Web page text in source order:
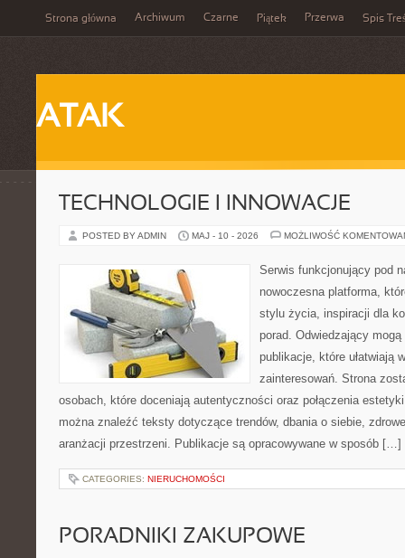
Strona główna Archiwum Czarne Piątek Przerwa Spis
ATAK
TECHNOLOGIE I INNOWACJE
POSTED BY ADMIN MAJ - 10 - 2026 MOŻLIWOŚĆ
Serwis funkcjonujący pod
nowoczesna platforma,
stylu życia, inspiracji dla
porad. Odwiedzający
publikacje, które ułatwiają
zainteresowań. Strona
osobach, które doceniają autentyczności oraz połączenia
można znaleźć teksty dotyczące trendów, dbania o siebie,
aranżacji przestrzeni. Publikacje są opracowywane w sposób […]
CATEGORIES: NIERUCHOMOŚCI
PORADNIKI ZAKUPOWE